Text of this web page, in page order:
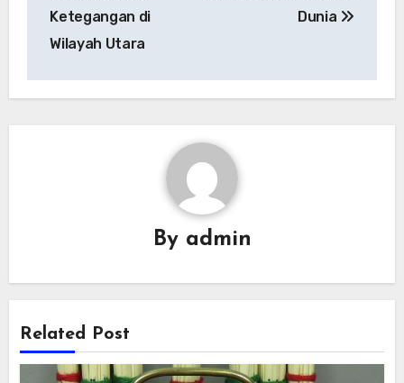
Ketegangan di
Wilayah Utara
Dunia
By admin
Related Post